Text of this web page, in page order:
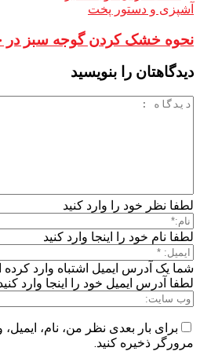
آشپزی و دستور پخت
نحوه خشک کردن گوجه سبز در
دیدگاهتان را بنویسید
لطفا نظر خود را وارد کنید
لطفا نام خود را اینجا وارد کنید
شما یک آدرس ایمیل اشتباه وارد کرده
لطفا آدرس ایمیل خود را اینجا وارد
برای بار بعدی نظر من، نام،
مرورگر ذخیره کنید.